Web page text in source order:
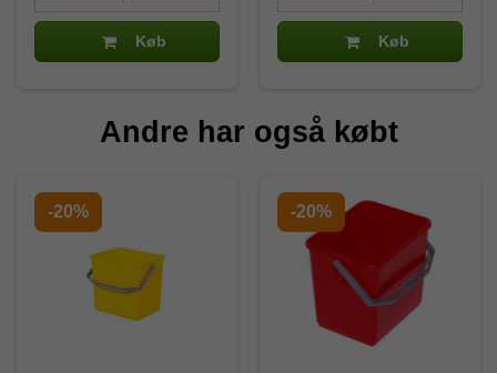
Køb Køb
Andre har også købt
-20% -20%